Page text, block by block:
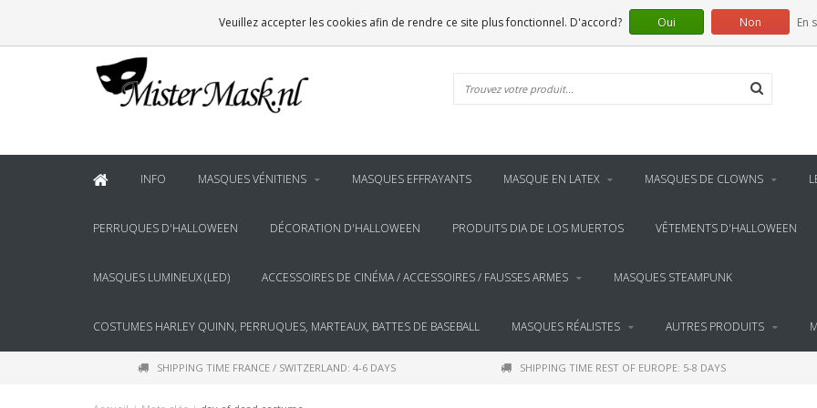
GRATIS BEZORGING
INFO MASQUES VÉNITIENS MASQUES EFFRAYANTS MASQUE EN LATEX MASQUES DE CLOWNS
PERRUQUES D'HALLOWEEN DÉCORATION D'HALLOWEEN PRODUITS DIA DE LOS MUERTOS VÊTEMENTS D'HALLOWEEN
MASQUES LUMINEUX (LED) ACCESSOIRES DE CINÉMA / ACCESSOIRES / FAUSSES ARMES MASQUES STEAMPUNK
COSTUMES HARLEY QUINN, PERRUQUES, MARTEAUX, BATTES DE BASEBALL MASQUES RÉALISTES AUTRES PRODUITS
SHIPPING TIME FRANCE / SWITZERLAND: 4-6 DAYS SHIPPING TIME REST OF EUROPE: 5-8 DAYS
Veuillez accepter les cookies afin de rendre ce site plus fonctionnel. D'accord? Oui Non En